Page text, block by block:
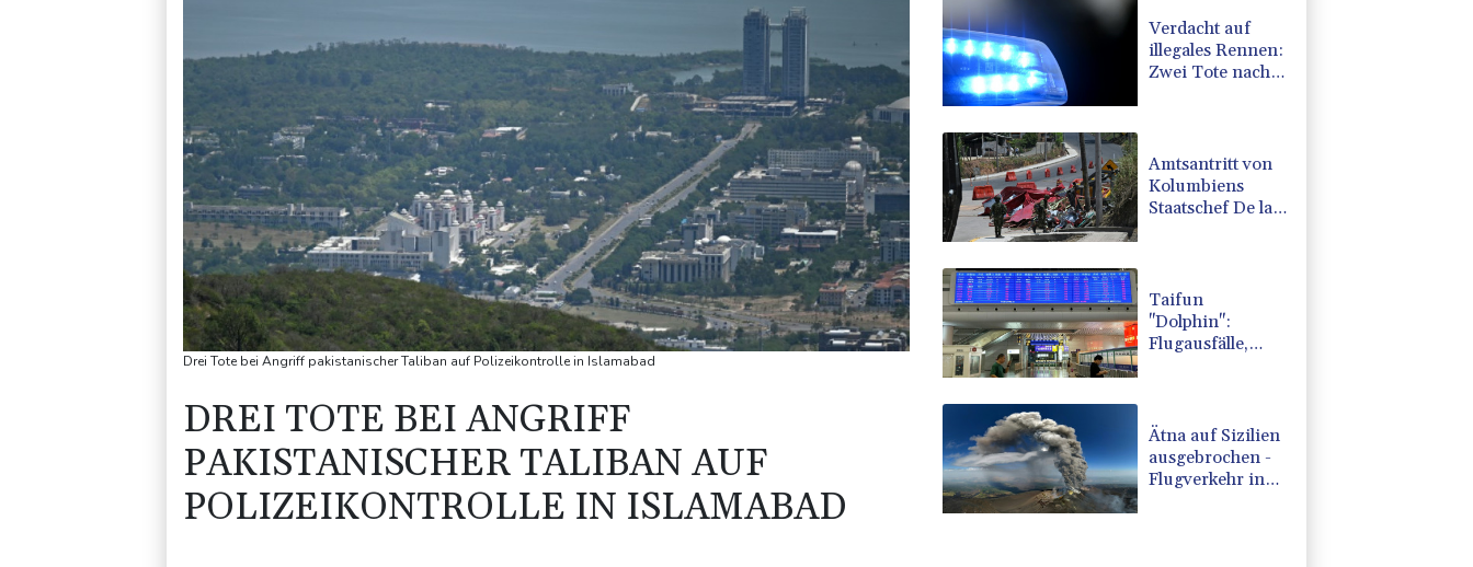
Drei Tote bei Angriff pakistanischer Taliban auf Polizeikontrolle in Islamabad
DREI TOTE BEI ANGRIFF
PAKISTANISCHER TALIBAN AUF
POLIZEIKONTROLLE IN ISLAMABAD
Verdacht auf
illegales Rennen:
Zwei Tote nach
Amtsantritt von
Kolumbiens
Staatschef De la
Taifun
"Dolphin":
Flugausfälle,
China
Ätna auf Sizilien
ausgebrochen -
Flugverkehr in